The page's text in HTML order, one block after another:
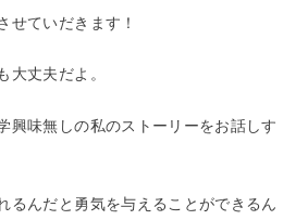
せていだきます！
大丈夫だよ。
興味無しの私のストーリーをお話しす
るんだと勇気を与えることができるん